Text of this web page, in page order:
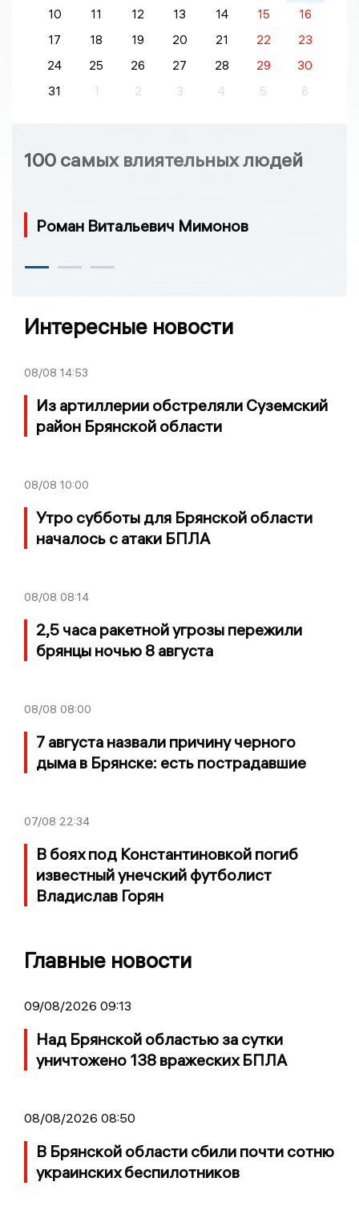
10
11 12 13 14 15
16
17
18 19 20 21 22
23
24
25 26 27 28 29
30
31
1 2 3 4 5 6
100 самых влиятельных людей
Роман Витальевич Мимонов
Интересные новости
08/08 14:53
Из артиллерии обстреляли Суземский
район Брянской области
08/08 10:00
Утро субботы для Брянской области
началось с атаки БПЛА
08/08 08:14
2,5 часа ракетной угрозы пережили
брянцы ночью 8 августа
08/08 08:00
7 августа назвали причину черного
дыма в Брянске: есть пострадавшие
07/08 22:34
В боях под Константиновкой погиб
известный унечский футболист
Владислав Горян
Главные новости
09/08/2026 09:13
Над Брянской областью за сутки
уничтожено 138 вражеских БПЛА
08/08/2026 08:50
В Брянской области сбили почти сотню
украинских беспилотников